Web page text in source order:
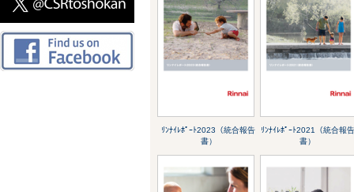
ﾘﾝﾅｲﾚﾎﾟｰﾄ2023（統合報告
書）
ﾘﾝﾅｲﾚﾎﾟｰﾄ2021（統合報告
書）